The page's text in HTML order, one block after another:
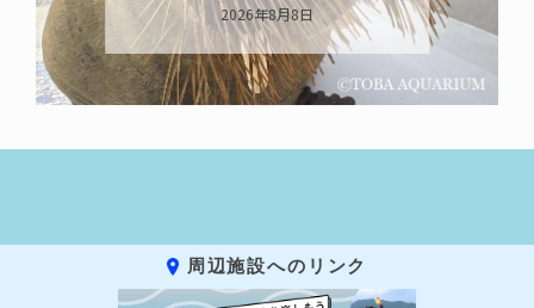
2026年8月8日
周辺施設へのリンク